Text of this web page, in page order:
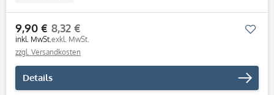
9,90 €
inkl. MwSt.
8,32 €
exkl. MwSt.
zzgl. Versandkosten
Details